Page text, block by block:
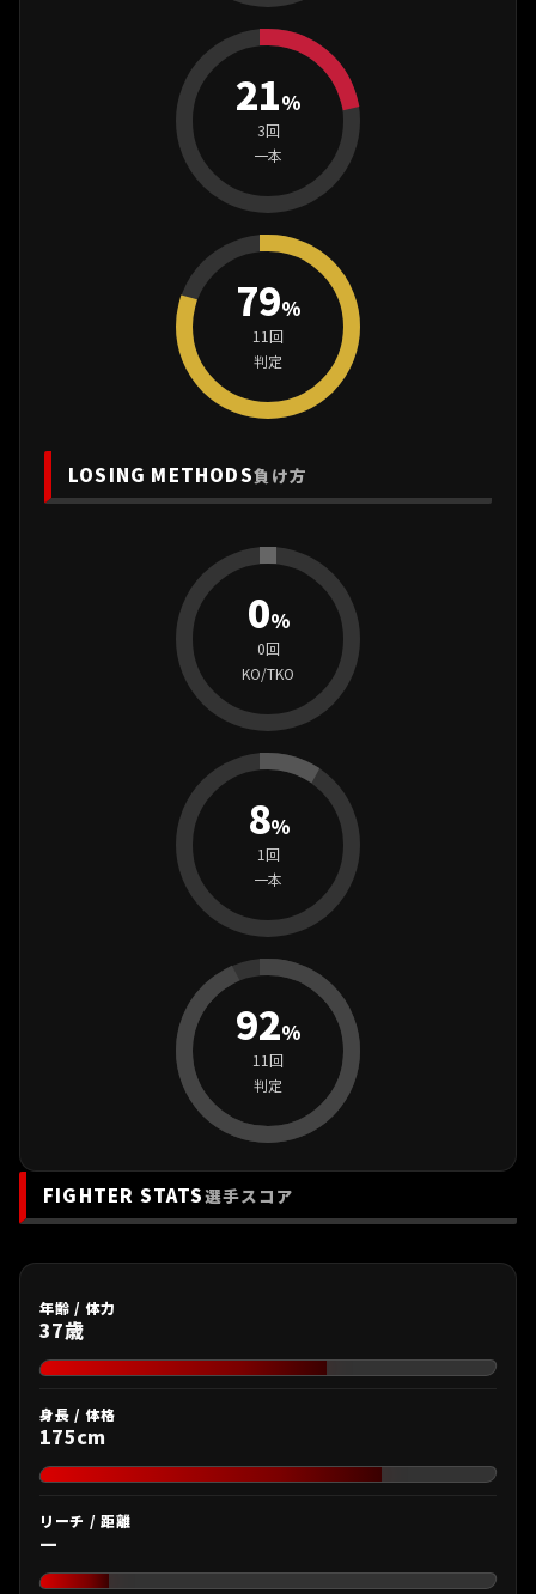
21%
3回
一本
79%
11回
判定
LOSING METHODS負け方
0%
0回
KO/TKO
8%
1回
一本
92%
11回
判定
FIGHTER STATS選手スコア
年齢 / 体力
37歳
身長 / 体格
175cm
リーチ / 距離
—